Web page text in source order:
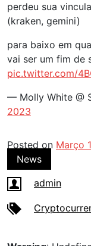
perdeu sua
(kraken, gemini)
para baixo em
vai ser um fim de
pic.twitter.com/
— Molly White @
2023
Posted on Março
News
admin